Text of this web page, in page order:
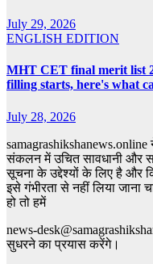
July 29, 2026
ENGLISH EDITION
MHT CET final merit list
filling starts, here's what
July 28, 2026
संकलन में उचित सावधानी और
सूचना के उद्देश्यों के लिए है और
इसे गंभीरता से नहीं लिया जाना
हो तो हमें
news-
सुधरने का प्रयास करेंगे।